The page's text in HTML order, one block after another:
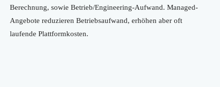
Berechnung, sowie Betrieb/Engineering-Aufwand. Managed-
Angebote reduzieren Betriebsaufwand, erhöhen aber oft
laufende Plattformkosten.